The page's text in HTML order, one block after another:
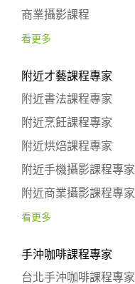
商業攝影課程
看更多
附近才藝課程專家
附近書法課程專家
附近烹飪課程專家
附近烘焙課程專家
附近手機攝影課程專家
附近商業攝影課程專家
看更多
手沖咖啡課程專家
台北手沖咖啡課程專家